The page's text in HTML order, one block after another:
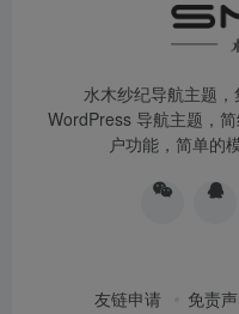
水木纱纪导航主题
WordPress 导航主题，
户功能，简单的
友链申请 免责